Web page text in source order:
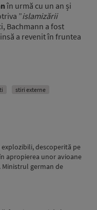
în urmă cu un an și
”islamizării
Bachmann a fost
a revenit în fruntea
stiri externe
descoperită pe
apropierea unor avioane
Ministrul german de